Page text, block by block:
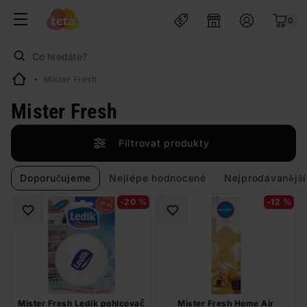
0
Mister Fresh
Mister Fresh
Filtrovat produkty
Doporučujeme Nejlépe hodnocené Nejprodávanější
-20 %
Mister Fresh Ledík pohlcovač
-12 %
Mister Fresh Home Air